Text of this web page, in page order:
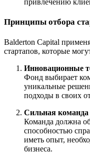
Принципы отбора
Balderton Capital
стартапов, которые
Инновационные
Фонд выбирает
уникальные
подходы в своих
Сильная команда
Команда должна
способностью
иметь опыт,
бизнеса.